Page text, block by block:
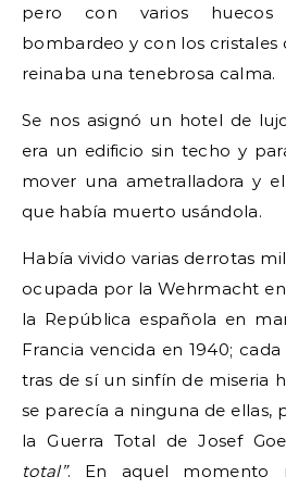
pero con varios
bombardeo y con los cristales
reinaba una tenebrosa calma.
Se nos asignó un hotel de
era un edificio sin techo y
mover una ametralladora y
que había muerto usándola.
Había vivido varias derrotas
ocupada por la Wehrmacht
la República española en
Francia vencida en 1940;
tras de sí un sinfín de miseria
se parecía a ninguna de ellas,
la Guerra Total de Josef
total”. En aquel momento